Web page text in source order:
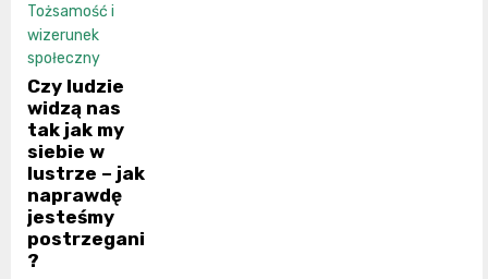
Tożsamość i
wizerunek
społeczny
Czy ludzie
widzą nas
tak jak my
siebie w
lustrze – jak
naprawdę
jesteśmy
postrzegani
?